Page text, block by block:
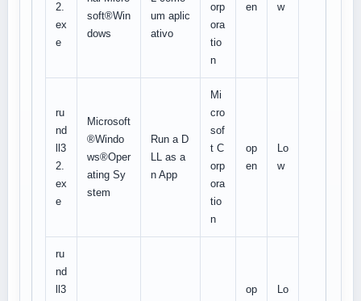
2.
ex
e
soft®Win
dows
um aplic
ativo
orp
ora
tio
n
en
w
ru
nd
ll3
2.
ex
e
Microsoft
®Windo
ws®Oper
ating Sy
stem
Run a D
LL as a
n App
Mi
cro
sof
t C
orp
ora
tio
n
op
en
Lo
w
ru
nd
ll3
op Lo